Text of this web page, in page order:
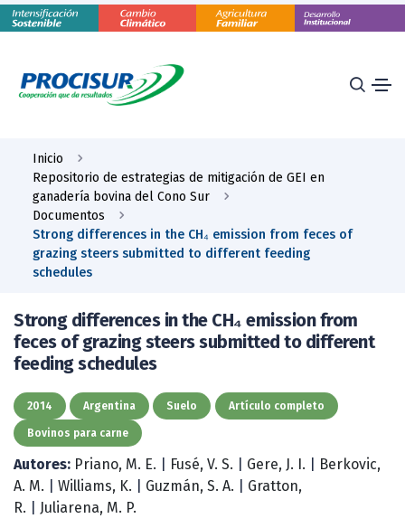
Inicio
Repositorio de estrategias de mitigación de GEI en
ganadería bovina del Cono Sur
Documentos
Strong differences in the CH₄ emission from feces of
grazing steers submitted to different feeding
schedules
Strong differences in the CH₄ emission from
feces of grazing steers submitted to different
feeding schedules
2014 Argentina Suelo Artículo completo
Bovinos para carne
Autores: Priano, M. E. Fusé, V. S. Gere, J. I.
Berkovic,
A. M.
Williams, K. Guzmán, S. A.
Gratton,
R.
Juliarena, M. P.